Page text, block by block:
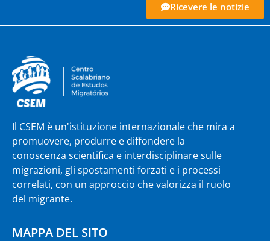
Ricevere le notizie
Il CSEM è un'istituzione internazionale che mira a
promuovere, produrre e diffondere la
conoscenza scientifica e interdisciplinare sulle
migrazioni, gli spostamenti forzati e i processi
correlati, con un approccio che valorizza il ruolo
del migrante.
MAPPA DEL SITO